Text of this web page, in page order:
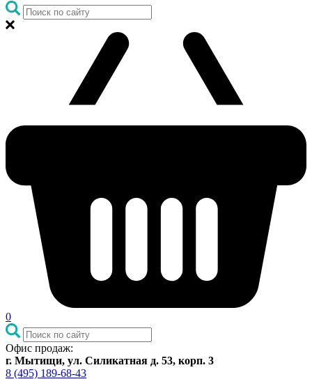
0
Офис продаж:
г. Мытищи, ул. Силикатная д. 53, корп. 3
8 (495) 189-68-43